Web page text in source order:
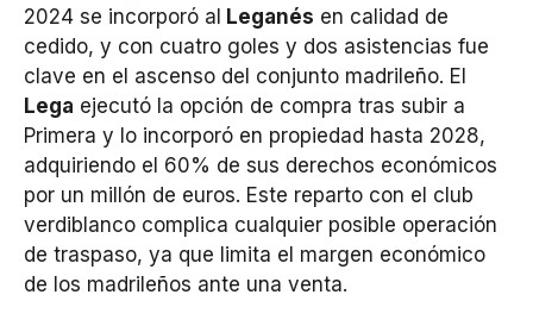
2024 se incorporó al Leganés en calidad de
cedido, y con cuatro goles y dos asistencias fue
clave en el ascenso del conjunto madrileño. El
Lega ejecutó la opción de compra tras subir a
Primera y lo incorporó en propiedad hasta 2028,
adquiriendo el 60% de sus derechos económicos
por un millón de euros. Este reparto con el club
verdiblanco complica cualquier posible operación
de traspaso, ya que limita el margen económico
de los madrileños ante una venta.